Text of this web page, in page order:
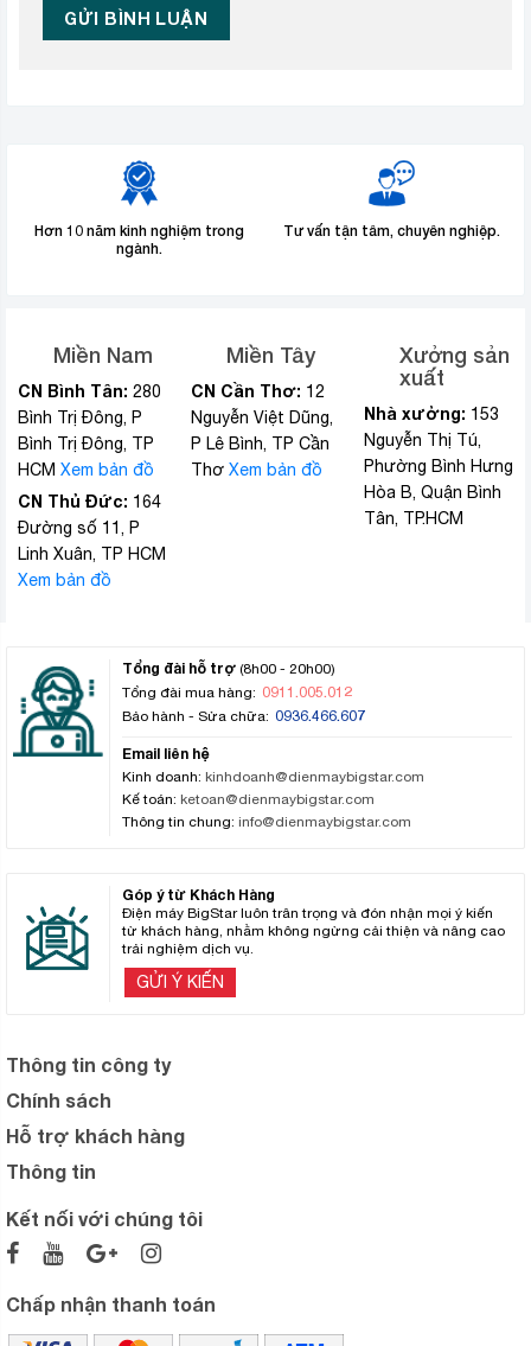
Hơn 10 năm kinh nghiệm trong
ngành.
Tư vấn tận tâm, chuyên nghiệp.
Miền Nam
CN Bình Tân: 280
Bình Trị Đông, P
Bình Trị Đông, TP
HCM Xem bản đồ
CN Thủ Đức: 164
Đường số 11, P
Linh Xuân, TP HCM
Xem bản đồ
Miền Tây
CN Cần Thơ: 12
Nguyễn Việt Dũng,
P Lê Bình, TP Cần
Thơ Xem bản đồ
Xưởng sản
xuất
Nhà xưởng: 153
Nguyễn Thị Tú,
Phường Bình Hưng
Hòa B, Quận Bình
Tân, TP.HCM
Tổng đài hỗ trợ (8h00 - 20h00)
Tổng đài mua hàng: 0911.005.012
Bảo hành - Sửa chữa: 0936.466.607
Email liên hệ
Kinh doanh: kinhdoanh@dienmaybigstar.com
Kế toán: ketoan@dienmaybigstar.com
Thông tin chung: info@dienmaybigstar.com
Góp ý từ Khách Hàng
Điện máy BigStar luôn trân trọng và đón nhận mọi ý kiến
từ khách hàng, nhằm không ngừng cải thiện và nâng cao
trải nghiệm dịch vụ.
GỬI Ý KIẾN
Thông tin công ty
Chính sách
Hỗ trợ khách hàng
Thông tin
Kết nối với chúng tôi
Chấp nhận thanh toán